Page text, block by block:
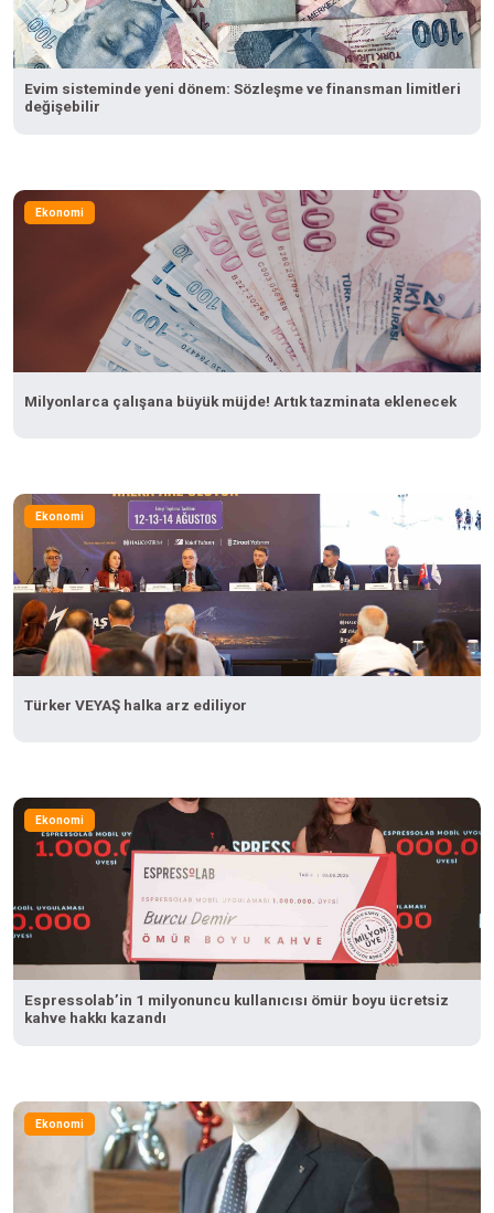
Evim sisteminde yeni dönem: Sözleşme ve finansman limitleri
değişebilir
Ekonomi
Milyonlarca çalışana büyük müjde! Artık tazminata eklenecek
Ekonomi
Türker VEYAŞ halka arz ediliyor
Ekonomi
Espressolab’in 1 milyonuncu kullanıcısı ömür boyu ücretsiz
kahve hakkı kazandı
Ekonomi